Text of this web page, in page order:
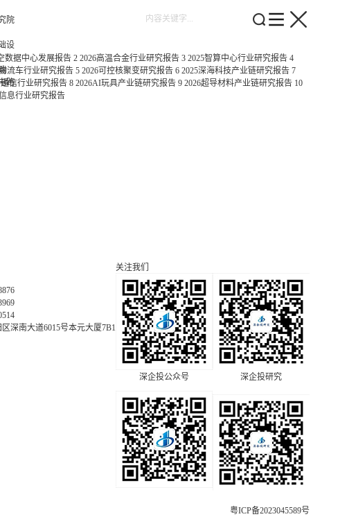
院
设
路
数据中心发展报告 2 2026高温合金行业研究报告 3 2025智算中心行业研究报告 4
流车行业研究报告 5 2026可控核聚变研究报告 6 2025深海科技产业链研究报告 7
通信行业研究报告 8 2026AI玩具产业链研究报告 9 2026超导材料产业链研究报告 10
息行业研究报告
深南大道6015号本元大厦7B1
关注我们
深企投公众号 深企投研究
粤ICP备2023045589号